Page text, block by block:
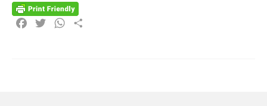
Facebook
TwitterWhatsApp